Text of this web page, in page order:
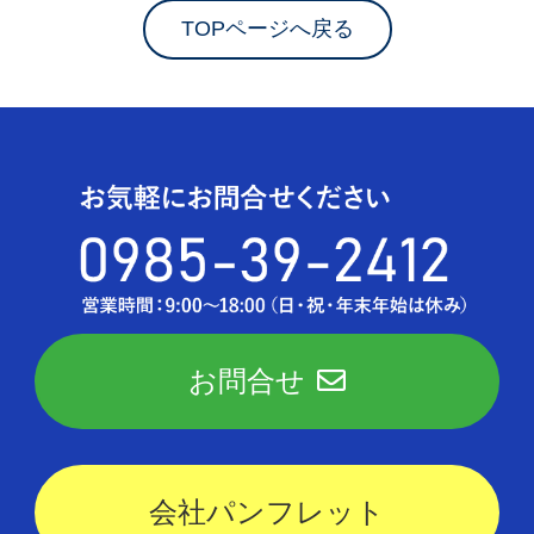
TOPページへ戻る
お問合せ
会社パンフレット